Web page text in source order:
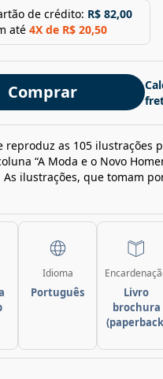
de crédito: R$ 82,00
até 4X de R$ 20,50
Comprar
reproduz as 105 ilustrações
“A Moda e o Novo
As ilustrações, que tomam
Idioma
Português
Livro
brochura